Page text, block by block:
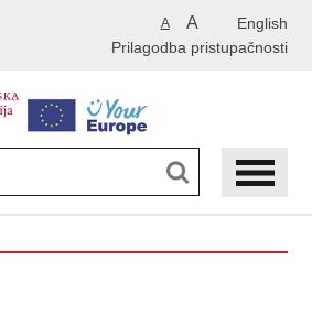
English
A A
Prilagodba pristupačnosti